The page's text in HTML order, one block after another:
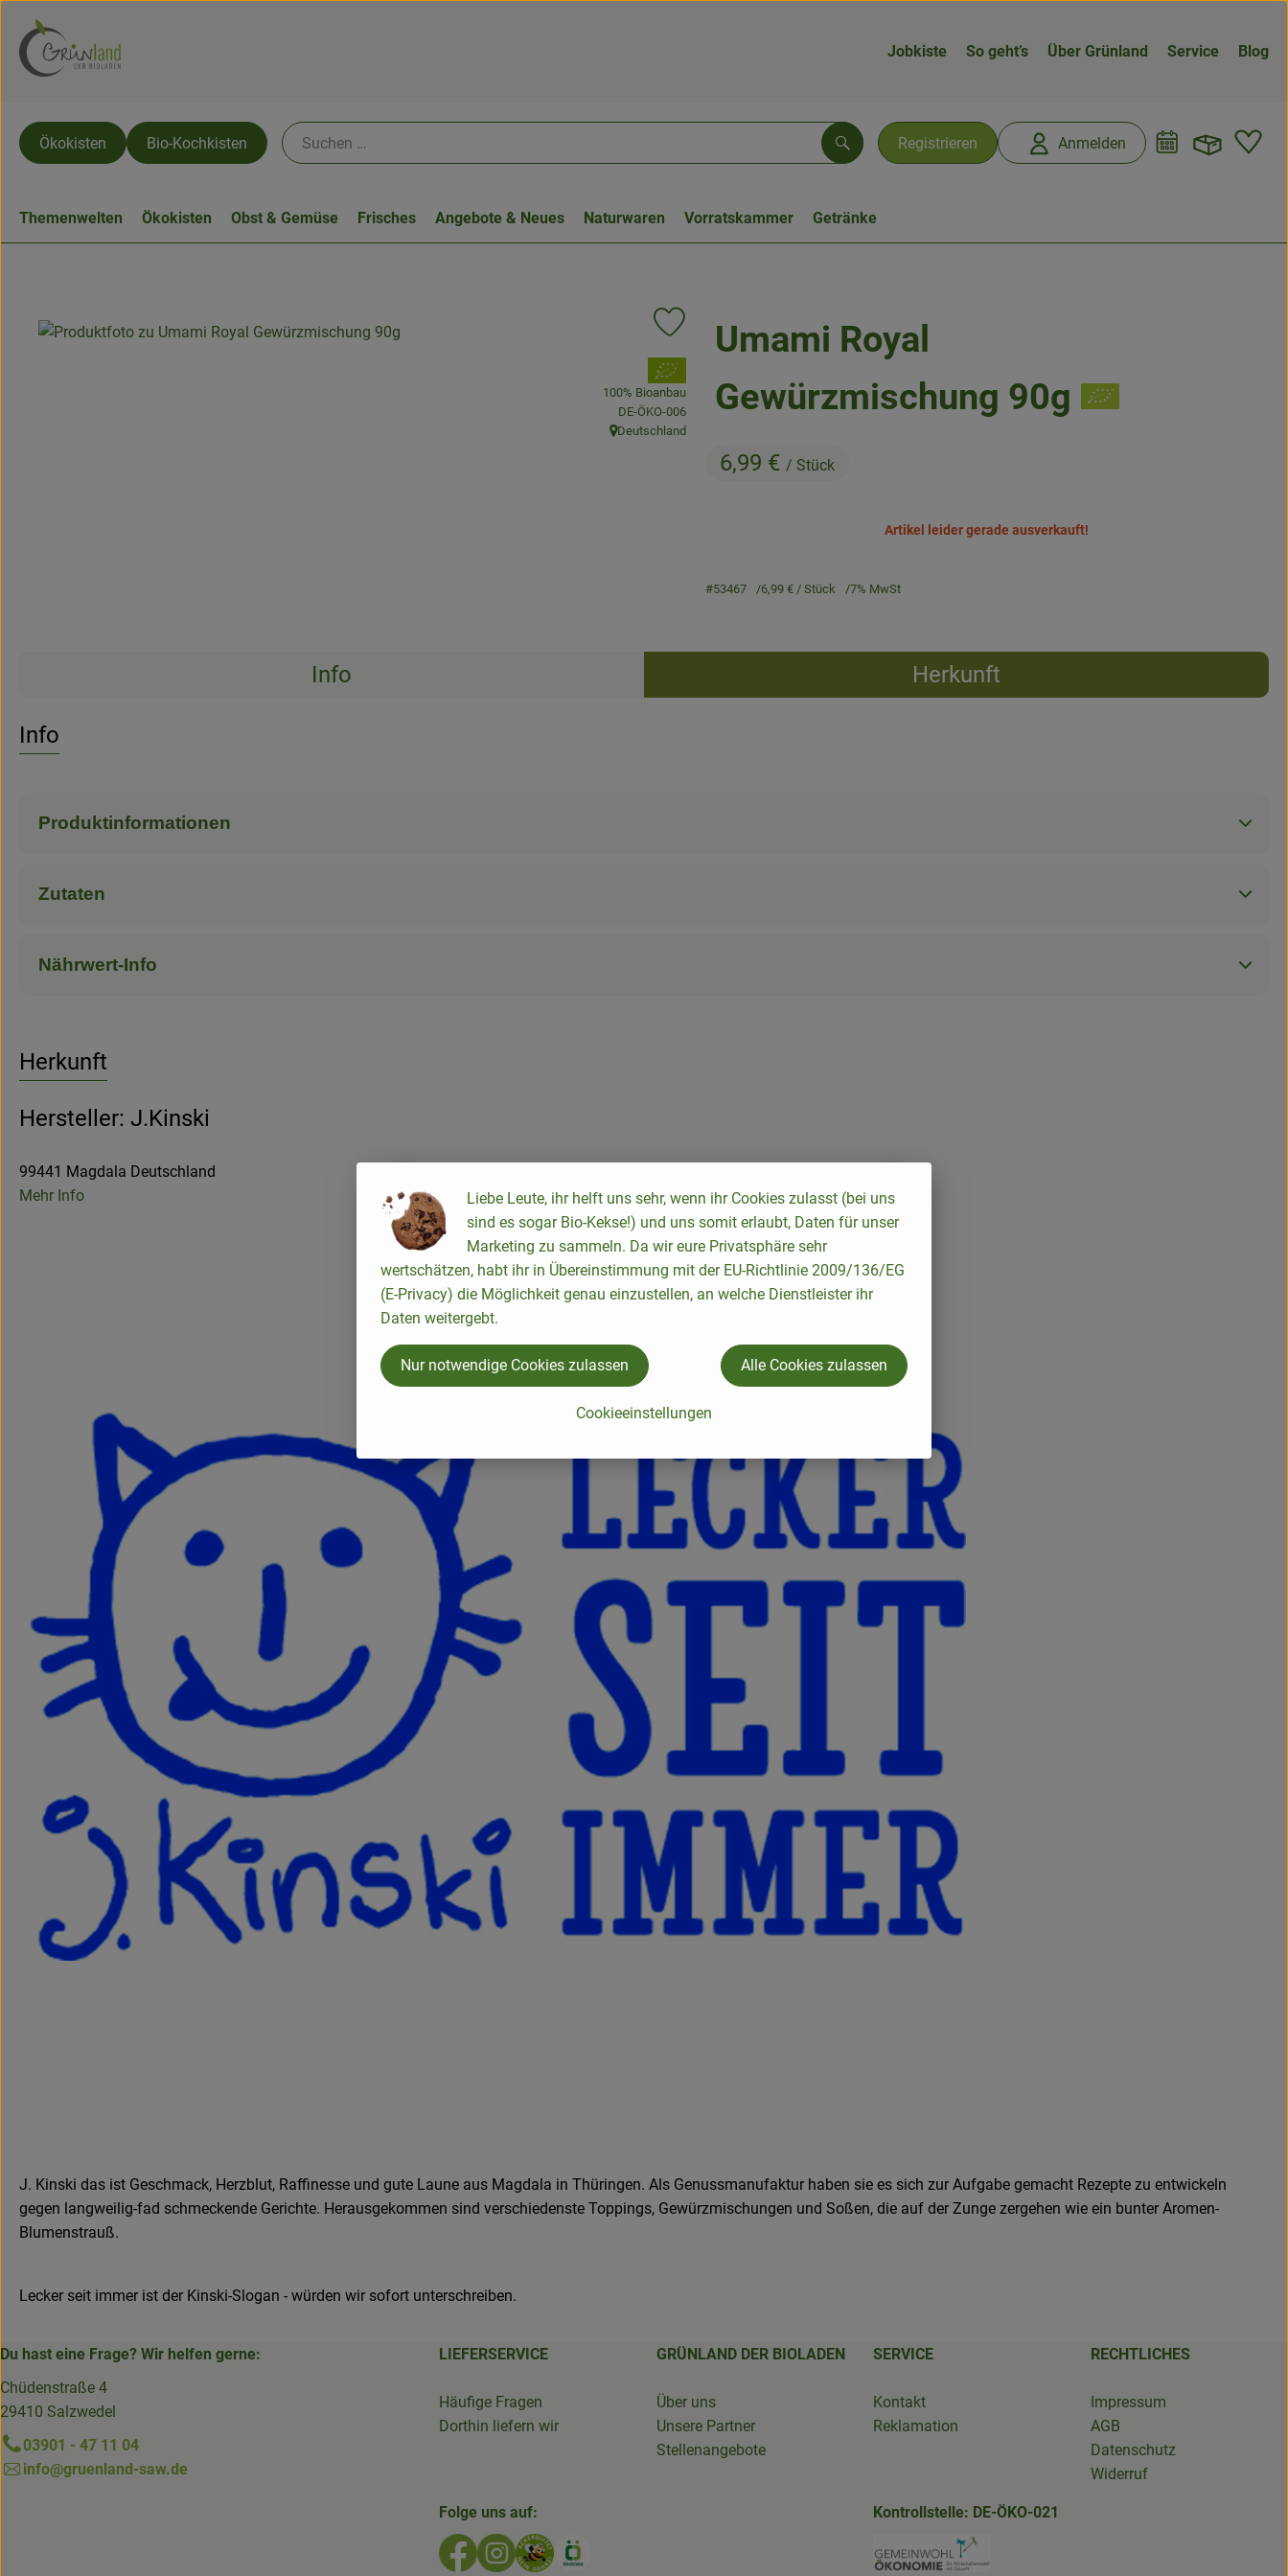
Jobkiste So geht’s Über Grünland Service Blog
Registrieren Anmelden
Suchen
Ökokisten Bio-Kochkisten
Themenwelten Ökokisten Obst & Gemüse Frisches Angebote & Neues Naturwaren Vorratskammer Getränke
Umami Royal
Gewürzmischung 90g
6,99 € / Stück
Produkt zu Favouriten hinzufügen
, Verband:
100% Bioanbau
, Kontrollstelle:
DE-ÖKO-006
, Herkunft:
Deutschland
Artikel leider gerade ausverkauft!
#53467 6,99 € / Stück 7% MwSt
Rezepte
Info
Herkunft
Info
Produktinformationen
Zutaten
Nährwert-Info
Herkunft
Hersteller: J.Kinski
99441 Magdala Deutschland
Mehr Info
J. Kinski das ist Geschmack, Herzblut, Raffinesse und gute Laune aus Magdala in Thüringen. Als Genussmanufaktur haben sie es sich zur Aufgabe gemacht Rezepte zu entwickeln
gegen langweilig-fad schmeckende Gerichte. Herausgekommen sind verschiedenste Toppings, Gewürzmischungen und Soßen, die auf der Zunge zergehen wie ein bunter Aromen-
Blumenstrauß.
Lecker seit immer ist der Kinski-Slogan - würden wir sofort unterschreiben.
Du hast eine Frage? Wir helfen gerne:
Chüdenstraße 4
29410 Salzwedel
03901 - 47 11 04
info@gruenland-saw.de
LIEFERSERVICE
Häufige Fragen
Dorthin liefern wir
GRÜNLAND DER BIOLADEN
Über uns
Unsere Partner
Stellenangebote
SERVICE
Kontakt
Reklamation
RECHTLICHES
Impressum
AGB
Datenschutz
Widerruf
Folge uns auf:
Externer Link zu https://www.facebook.com/GruenlandDerBioladen
Externer Link zu https://www.instagram.com/bioladen.salzwedel/
Externer Link zu https://www.bioladen-salzwedel.de/ueber-gruenland/nachhaltigkeit.html
Externer Link zu https://www.oekokiste.de/
Kontrollstelle: DE-ÖKO-021
Liebe Leute, ihr helft uns sehr, wenn ihr Cookies zulasst (bei uns
sind es sogar Bio-Kekse!) und uns somit erlaubt, Daten für unser
Marketing zu sammeln. Da wir eure Privatsphäre sehr
wertschätzen, habt ihr in Übereinstimmung mit der EU-Richtlinie 2009/136/EG
(E-Privacy) die Möglichkeit genau einzustellen, an welche Dienstleister ihr
Daten weitergebt.
Cookieeinstellungen
Nur notwendige Cookies zulassen Alle Cookies zulassen